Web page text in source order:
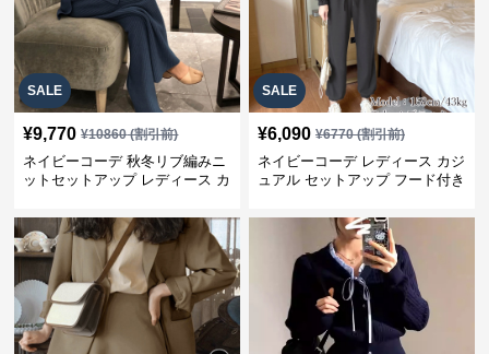
SALE
¥9,770 ¥10860(割引前)
ネイビーコーデ 秋冬リブ編みニ
ットセットアップ レディース カ
SALE
¥6,090 ¥6770(割引前)
ネイビーコーデ レディース カジ
ュアル セットアップ フード付き